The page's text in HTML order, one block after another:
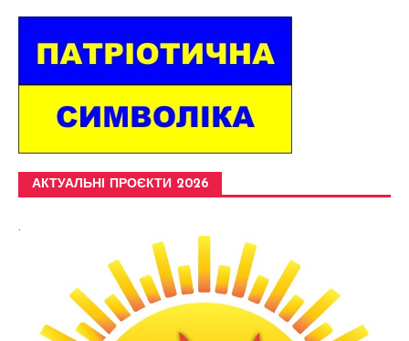
АКТУАЛЬНІ ПРОЄКТИ 2026